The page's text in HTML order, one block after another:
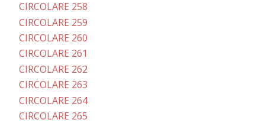
CIRCOLARE 258
CIRCOLARE 259
CIRCOLARE 260
CIRCOLARE 261
CIRCOLARE 262
CIRCOLARE 263
CIRCOLARE 264
CIRCOLARE 265